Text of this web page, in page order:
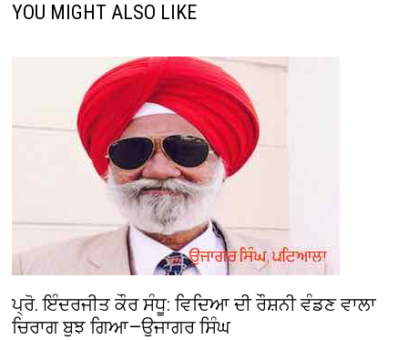
YOU MIGHT ALSO LIKE
ਪ੍ਰੋ. ਇੰਦਰਜੀਤ ਕੌਰ ਸੰਧੂ: ਵਿਦਿਆ ਦੀ ਰੌਸ਼ਨੀ ਵੰਡਣ ਵਾਲਾ
ਚਿਰਾਗ ਬੁਝ ਗਿਆ—ਉਜਾਗਰ ਸਿੰਘ